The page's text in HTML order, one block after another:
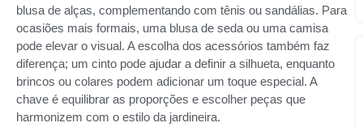
blusa de alças, complementando com tênis ou sandálias. Para
ocasiões mais formais, uma blusa de seda ou uma camisa
pode elevar o visual. A escolha dos acessórios também faz
diferença; um cinto pode ajudar a definir a silhueta, enquanto
brincos ou colares podem adicionar um toque especial. A
chave é equilibrar as proporções e escolher peças que
harmonizem com o estilo da jardineira.